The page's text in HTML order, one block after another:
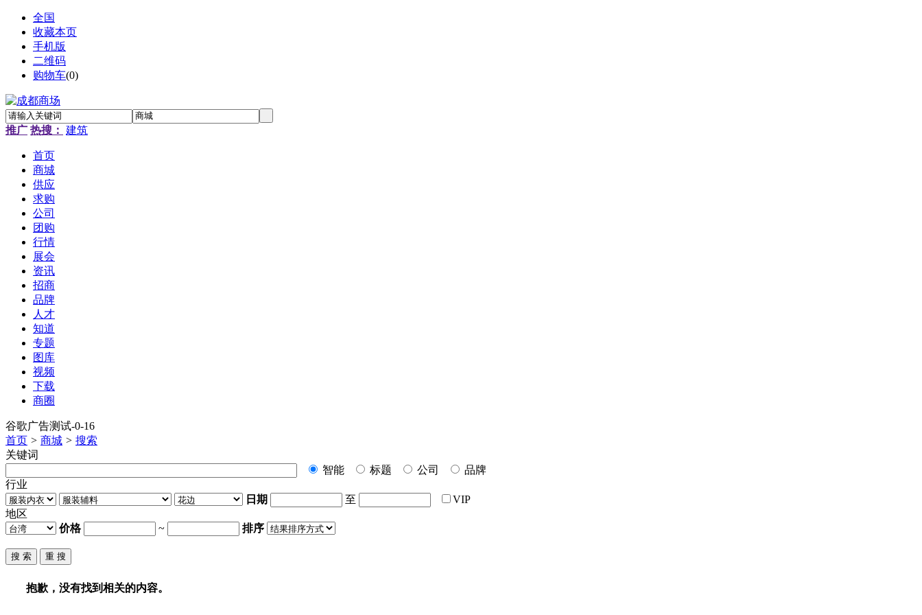
全国
收藏本页
手机版
二维码
购物车(0)
推广 热搜： 建筑
首页
商城
供应
求购
公司
团购
行情
展会
资讯
招商
品牌
人才
知道
专题
图库
视频
下载
商圈
谷歌广告测试-0-16
首页 > 商城 > 搜索
关键词
智能
标题 公司
品牌
行业
日期
至
VIP
地区
价格
~ 排序
抱歉，没有找到相关的内容。